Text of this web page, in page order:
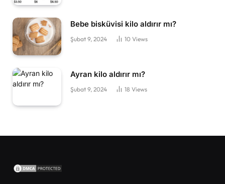
Bebe bisküvisi kilo aldırır mı?
Şubat 9, 2024 10 Views
Ayran kilo aldırır mı?
Şubat 9, 2024 18 Views